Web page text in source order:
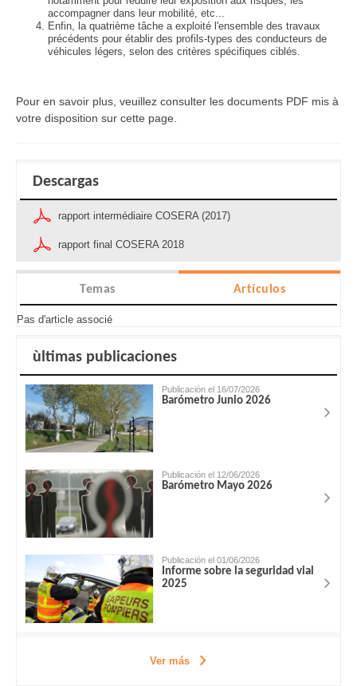
accompagner dans leur mobilité, etc...
Enfin, la quatrième tâche a exploité l'ensemble des travaux
précédents pour établir des profils-types des conducteurs de
véhicules légers, selon des critères spécifiques ciblés.
Pour en savoir plus, veuillez consulter les documents PDF mis à
votre disposition sur cette page.
Descargas
rapport intermédiaire COSERA (2017)
rapport final COSERA 2018
Temas Artículos
Pas d'article associé
ùltimas publicaciones
Publicación el 16/07/2026
Barómetro Junio 2026
Publicación el 12/06/2026
Barómetro Mayo 2026
Publicación el 01/06/2026
Informe sobre la seguridad vial
2025
Ver más